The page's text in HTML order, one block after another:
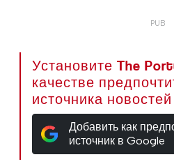
Установите The
качестве
источника
Добавить как
источник в Google